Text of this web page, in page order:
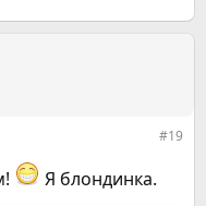
#19
Я блондинка.